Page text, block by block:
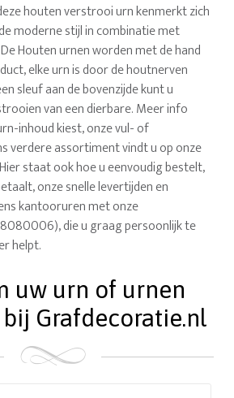
houten verstrooi urn kenmerkt zich
moderne stijl in combinatie met
Houten urnen worden met de hand
elke urn is door de houtnerven
sleuf aan de bovenzijde kunt u
van een dierbare. Meer info
inhoud kiest, onze vul- of
verdere assortiment vindt u op onze
staat ook hoe u eenvoudig bestelt,
onze snelle levertijden en
kantooruren met onze
die u graag persoonlijk te
helpt.
uw urn of urnen
Grafdecoratie.nl